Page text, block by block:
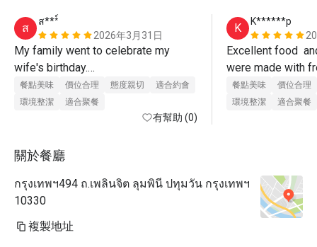
ส
ส***์
2026年3月31日
My family went to celebrate my
wife's birthday.
The kids were enjoying the show
presented by the chef. The service
staff was also attentive and helpful.
more.
restaurant itself is nice and clean.
The restaurant and staffs somehow
surprised us by bringing an Ice
餐點美味 價位合理 態度親切
適合約會
環境整潔
適合聚餐
有幫助 (0)
K
K******p
Excellent food
were made with
and cooked to
us.
餐點美味
價位合理
環境整潔
適合聚餐
關於餐廳
กรุงเทพฯ494 ถ.เพลินจิต ลุมพินี ปทุมวัน กรุงเทพฯ
10330
複製地址